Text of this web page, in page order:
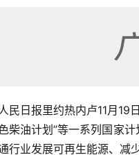
民日报里约热内卢11月19
柴油计划”等一系列国家
行业发展可再生能源、减